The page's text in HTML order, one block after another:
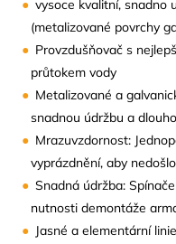
vysoce kvalitní, snadno
(metalizované povrchy
Provzdušňovač s
průtokem vody
Metalizované a
snadnou údržbu a
Mrazuvzdornost:
vyprázdnění, aby
Snadná údržba:
nutnosti demontáže
Jasné a elementární